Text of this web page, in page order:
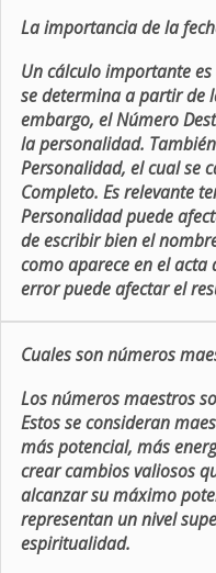
La importancia de la
Un cálculo importante
se determina a partir de
embargo, el Número
la personalidad.
Personalidad, el cual se
Completo. Es relevante
Personalidad puede
de escribir bien el
como aparece en el
error puede afectar el
Cuales son números
Los números maestros
Estos se consideran
más potencial, más
crear cambios valiosos
alcanzar su máximo
representan un nivel
espiritualidad.